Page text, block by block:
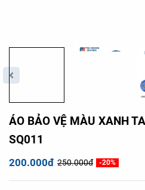
ÁO BẢO VỆ MÀU XANH
SQ011
200.000đ 250.000đ -20%